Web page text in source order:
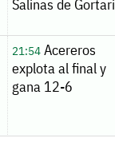
Salinas de Gortari
21:54Acereros
explota al final y
gana 12-6